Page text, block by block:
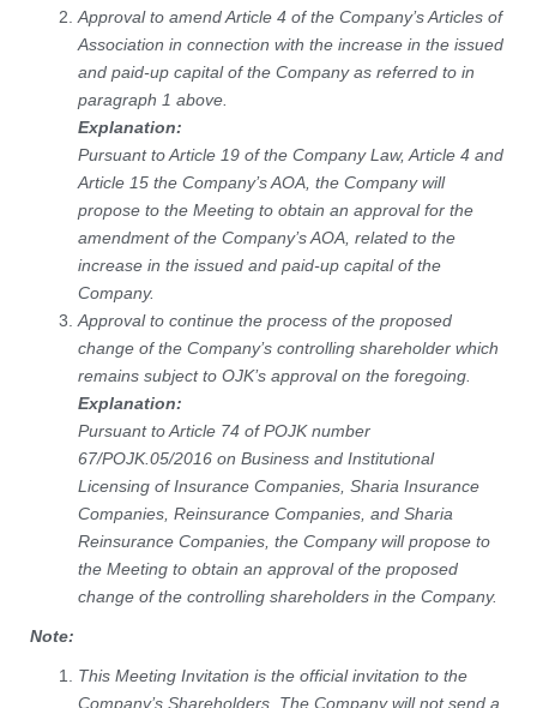
Approval to amend Article 4 of the Company’s Articles of
Association in connection with the increase in the issued
and paid-up capital of the Company as referred to in
paragraph 1 above.
Explanation:
Pursuant to Article 19 of the Company Law, Article 4 and
Article 15 the Company’s AOA, the Company will
propose to the Meeting to obtain an approval for the
amendment of the Company’s AOA, related to the
increase in the issued and paid-up capital of the
Company.
Approval to continue the process of the proposed
change of the Company’s controlling shareholder which
remains subject to OJK’s approval on the foregoing.
Explanation:
Pursuant to Article 74 of POJK number
67/POJK.05/2016 on Business and Institutional
Licensing of Insurance Companies, Sharia Insurance
Companies, Reinsurance Companies, and Sharia
Reinsurance Companies, the Company will propose to
the Meeting to obtain an approval of the proposed
change of the controlling shareholders in the Company.
Note:
This Meeting Invitation is the official invitation to the
Company’s Shareholders, The Company will not send a